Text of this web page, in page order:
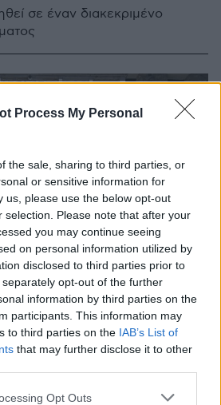
Process My Personal
the sale, sharing to third parties, or
or sensitive information for
us, please use the below opt-out
selection. Please note that after your
you may continue seeing
on personal information utilized by
disclosed to third parties prior to
opt-out of the further
information by third parties on the
participants. This information may
to third parties on the IAB’s List of
that may further disclose it to other
app uses one or more Google
Opt Outs
σε έναν διακεκριμένο